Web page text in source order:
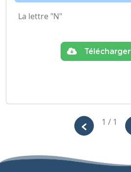
La lettre "N"
Télécharger
1 / 1